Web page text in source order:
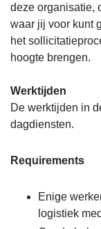
deze organisatie,
waar jij voor kunt
het
hoogte brengen.
Werktijden
De werktijden in
dagdiensten.
Requirements
Enige
logistiek